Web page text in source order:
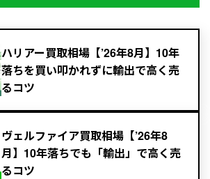
ハリアー買取相場【’26年8月】10年
落ちを買い叩かれずに輸出で高く売
るコツ
ヴェルファイア買取相場【’26年8
月】10年落ちでも「輸出」で高く売
るコツ